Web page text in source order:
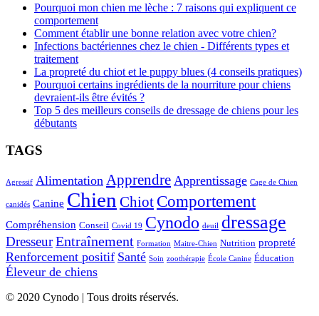
Pourquoi mon chien me lèche : 7 raisons qui expliquent ce
comportement
Comment établir une bonne relation avec votre chien?
Infections bactériennes chez le chien - Différents types et
traitement
La propreté du chiot et le puppy blues (4 conseils pratiques)
Pourquoi certains ingrédients de la nourriture pour chiens
devraient-ils être évités ?
Top 5 des meilleurs conseils de dressage de chiens pour les
débutants
TAGS
Agressif Alimentation Apprendre Apprentissage Cage de Chien
canidés Canine Chien Chiot Comportement
Compréhension Conseil Covid 19 Cynodo deuil dressage
DresseurEntraînement Formation Maitre-Chien Nutrition propreté
Renforcement positif Santé Soin zoothérapie École Canine Éducation
Éleveur de chiens
© 2020 Cynodo | Tous droits réservés.